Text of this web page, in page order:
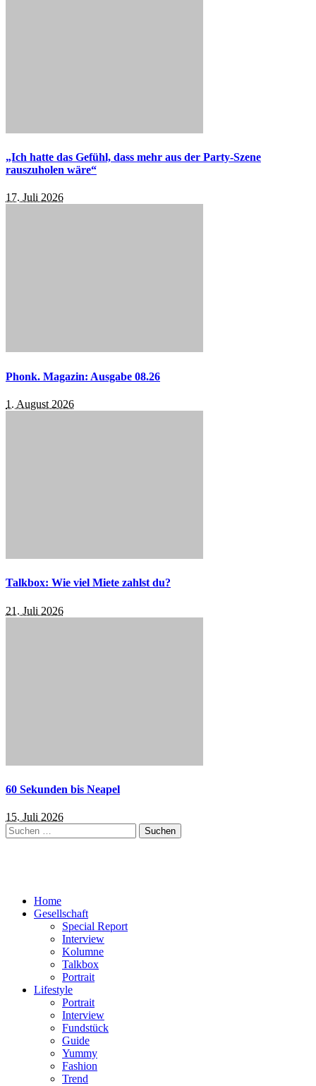
„Ich hatte das Gefühl, dass mehr aus der Party-Szene
rauszuholen wäre“
17. Juli 2026
Phonk. Magazin: Ausgabe 08.26
1. August 2026
Talkbox: Wie viel Miete zahlst du?
21. Juli 2026
60 Sekunden bis Neapel
15. Juli 2026
Suchen
nach:
Home
Gesellschaft
Special Report
Interview
Kolumne
Talkbox
Portrait
Lifestyle
Portrait
Interview
Fundstück
Guide
Yummy
Fashion
Trend